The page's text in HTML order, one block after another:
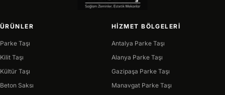
ÜRÜNLER
Parke Taşı
Kilit Taşı
Kültür Taşı
Beton Saksı
HIZMET BÖLGELERI
Antalya Parke Taşı
Alanya Parke Taşı
Gazipaşa Parke Taşı
Manavgat Parke Taşı